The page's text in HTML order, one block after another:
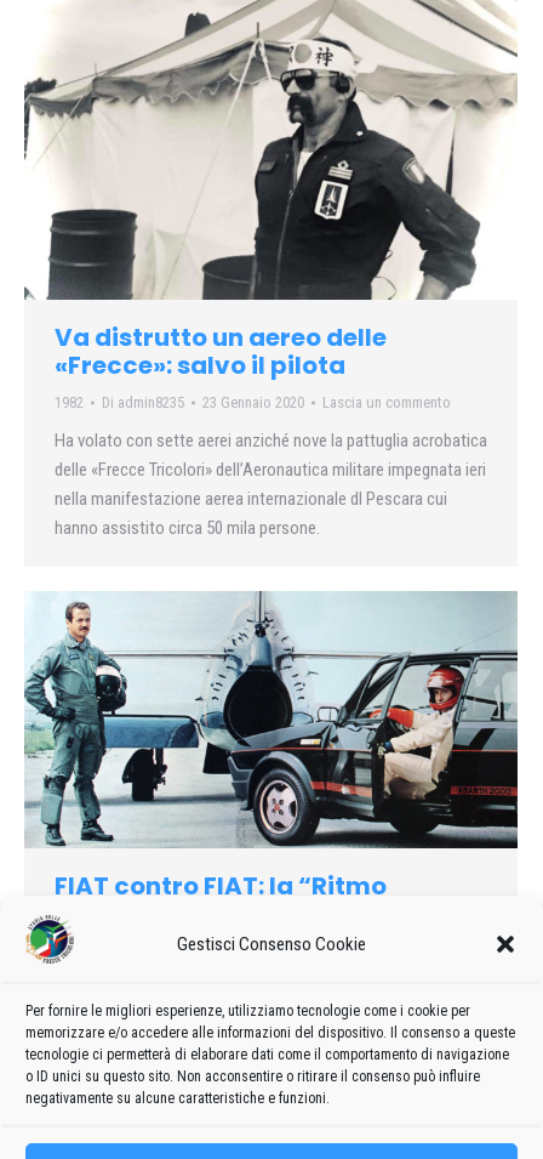
Gestisci Consenso Cookie
Per fornire le migliori esperienze, utilizziamo tecnologie come i cookie per
memorizzare e/o accedere alle informazioni del dispositivo. Il consenso a queste
tecnologie ci permetterà di elaborare dati come il comportamento di navigazione
o ID unici su questo sito. Non acconsentire o ritirare il consenso può influire
negativamente su alcune caratteristiche e funzioni.
Va distrutto un aereo delle
«Frecce»: salvo il pilota
1982 Di admin8235 23 Gennaio 2020 Lascia un commento
Ha volato con sette aerei anziché nove la pattuglia acrobatica
delle «Frecce Tricolori» dell’Aeronautica militare impegnata ieri
nella manifestazione aerea internazionale dl Pescara cui
hanno assistito circa 50 mila persone.
FIAT contro FIAT: la “Ritmo
Abarth” esordisce sfidando un jet
“G 91”
Lascia un commento
2 luglio – aerobase Aviano – “Nato Day” – organizzazione:
40th Tactical Group U.S.A.F. Aviano